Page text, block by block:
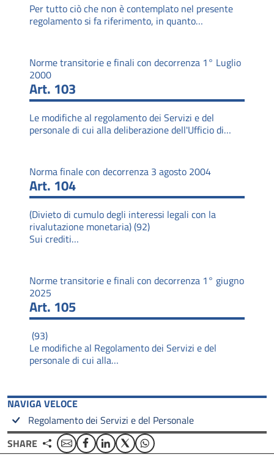
Per tutto ciò che non è contemplato nel presente
regolamento si fa riferimento, in quanto…
Norme transitorie e finali con decorrenza 1° Luglio
2000
Art. 103
Le modifiche al regolamento dei Servizi e del
personale di cui alla deliberazione dell'Ufficio di…
Norma finale con decorrenza 3 agosto 2004
Art. 104
(Divieto di cumulo degli interessi legali con la
rivalutazione monetaria) (92)
Sui crediti…
Norme transitorie e finali con decorrenza 1° giugno
2025
Art. 105
(93)
Le modifiche al Regolamento dei Servizi e del
personale di cui alla…
NAVIGA VELOCE
Regolamento dei Servizi e del Personale
SHARE
EmailFacebook
Linkedin
TwitterWhatsApp